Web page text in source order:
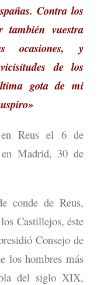
Contra los
también vuestra
ocasiones, y
de los
gota de mi
Reus el 6 de
Madrid, 30 de
conde de Reus,
Castillejos, éste
Consejo de
los hombres más
del siglo XIX,